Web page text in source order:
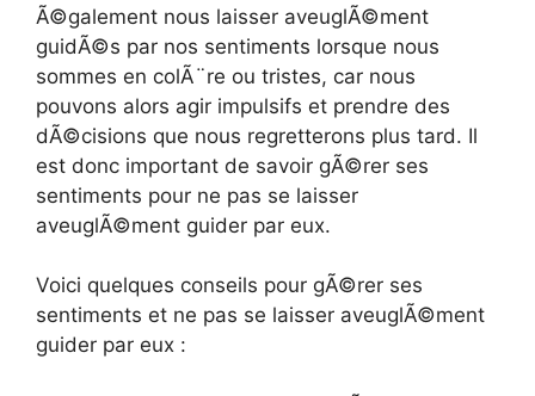
Ã©galement nous laisser aveuglÃ©ment
guidÃ©s par nos sentiments lorsque nous
sommes en colÃ¨re ou tristes, car nous
pouvons alors agir impulsifs et prendre des
dÃ©cisions que nous regretterons plus tard. Il
est donc important de savoir gÃ©rer ses
sentiments pour ne pas se laisser
aveuglÃ©ment guider par eux.
Voici quelques conseils pour gÃ©rer ses
sentiments et ne pas se laisser aveuglÃ©ment
guider par eux :